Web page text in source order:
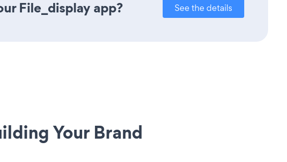
File_display app? See the details
Your Brand